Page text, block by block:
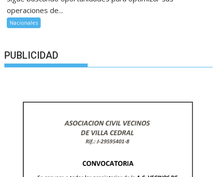
operaciones de...
Nacionales
PUBLICIDAD